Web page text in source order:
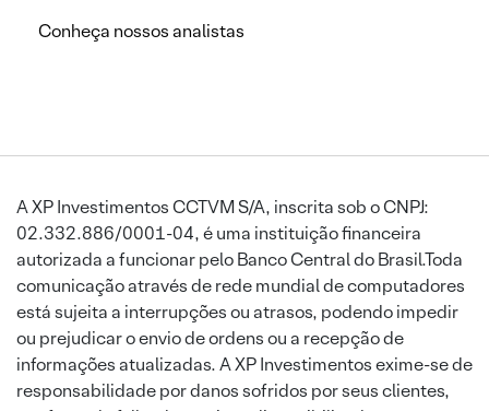
Conheça nossos analistas
A XP Investimentos CCTVM S/A, inscrita sob o CNPJ:
02.332.886/0001-04, é uma instituição financeira
autorizada a funcionar pelo Banco Central do Brasil.Toda
comunicação através de rede mundial de computadores
está sujeita a interrupções ou atrasos, podendo impedir
ou prejudicar o envio de ordens ou a recepção de
informações atualizadas. A XP Investimentos exime-se de
responsabilidade por danos sofridos por seus clientes,